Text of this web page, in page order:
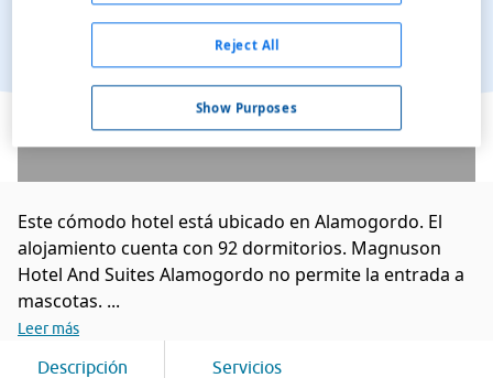
Ver en el mapa
Este cómodo hotel está ubicado en Alamogordo. El
alojamiento cuenta con 92 dormitorios. Magnuson
Hotel And Suites Alamogordo no permite la entrada a
mascotas. ...
Leer más
Descripción Servicios
Show Purposes
Reject All